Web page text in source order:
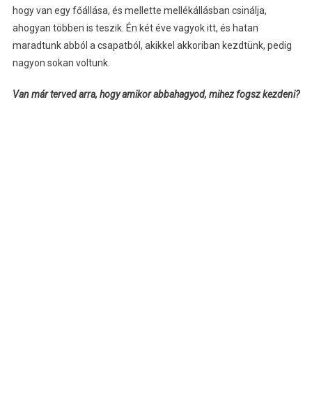
hogy van egy főállása, és mellette mellékállásban csinálja,
ahogyan többen is teszik. Én két éve vagyok itt, és hatan
maradtunk abból a csapatból, akikkel akkoriban kezdtünk, pedig
nagyon sokan voltunk.
Van már terved arra, hogy amikor abbahagyod, mihez fogsz kezdeni?